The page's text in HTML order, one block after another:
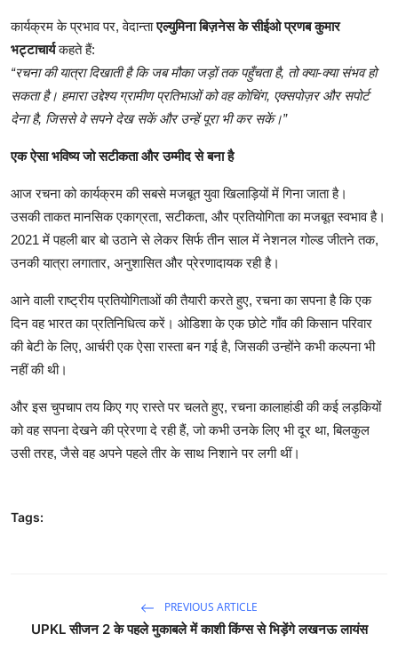
कार्यक्रम के प्रभाव पर, वेदान्ताएल्युमिना बिज़नेस के सीईओ प्रणब कुमार
भट्टाचार्यकहते हैं:
“रचना की यात्रा दिखाती है कि जब मौका जड़ों तक पहुँचता है, तो क्या-क्या संभव हो
सकता है। हमारा उद्देश्य ग्रामीण प्रतिभाओं को वह कोचिंग, एक्सपोज़र और सपोर्ट
देना है, जिससे वे सपने देख सकें और उन्हें पूरा भी कर सकें।”
एक ऐसा भविष्य जो सटीकता और उम्मीद से बना है
आज रचना को कार्यक्रम की सबसे मजबूत युवा खिलाड़ियों में गिना जाता है।
उसकी ताकत मानसिक एकाग्रता, सटीकता, और प्रतियोगिता का मजबूत स्वभाव है।
2021 में पहली बार बो उठाने से लेकर सिर्फ तीन साल में नेशनल गोल्ड जीतने तक,
उनकी यात्रा लगातार, अनुशासित और प्रेरणादायक रही है।
आने वाली राष्ट्रीय प्रतियोगिताओं की तैयारी करते हुए, रचना का सपना है कि एक
दिन वह भारत का प्रतिनिधित्व करें। ओडिशा के एक छोटे गाँव की किसान परिवार
की बेटी के लिए, आर्चरी एक ऐसा रास्ता बन गई है, जिसकी उन्होंने कभी कल्पना भी
नहीं की थी।
और इस चुपचाप तय किए गए रास्ते पर चलते हुए, रचना कालाहांडी की कई लड़कियों
को वह सपना देखने की प्रेरणा दे रही हैं, जो कभी उनके लिए भी दूर था, बिलकुल
उसी तरह, जैसे वह अपने पहले तीर के साथ निशाने पर लगी थीं।
Tags:
PREVIOUS ARTICLE
UPKL सीजन 2 के पहले मुकाबले में काशी किंग्स से भिड़ेंगे लखनऊ लायंस